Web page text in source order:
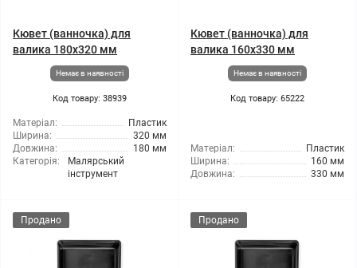
Кювет (ванночка) для
валика 180x320 мм
Немає в наявності
Код товару: 38939
Матеріал:
Пластик
Ширина:
320 мм
Довжина:
180 мм
Категорія:
Малярський
інструмент
Кювет (ванночка) для
валика 160x330 мм
Немає в наявності
Код товару: 65222
Матеріал:
Пластик
Ширина:
160 мм
Довжина:
330 мм
Продано Продано